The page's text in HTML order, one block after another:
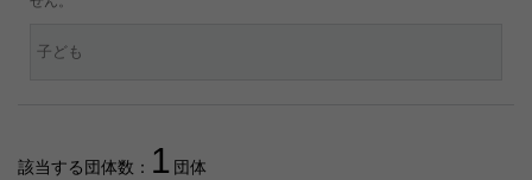
該当する団体数： 1 団体